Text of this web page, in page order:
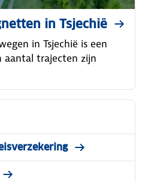
in Tsjechië
in Tsjechië is een
trajecten zijn